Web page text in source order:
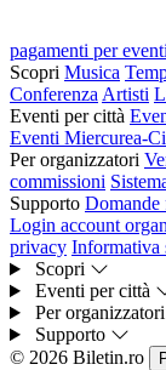
pagamenti per
Scopri Musica
Conferenza Artisti
Eventi per città
Eventi Miercurea-
Per organizzatori
commissioni
Supporto Domande
Login account
privacy Informativa
Scopri
Eventi per città
Per organizzatori
Supporto
© 2026 Biletin.ro